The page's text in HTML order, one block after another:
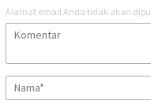
Alamat email Anda tidak akan